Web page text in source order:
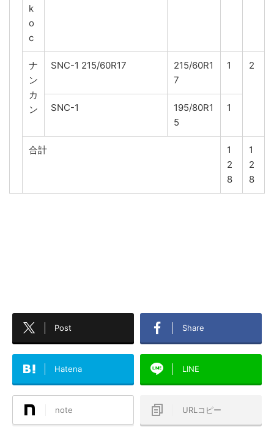
k
o
c
ナ
ン
カ
ン
SNC-1 215/60R17
215/60R1
7
1 2
SNC-1
195/80R1
5
1
合計
1
2
8
1
2
8
Post Share
Hatena LINE
note URLコピー